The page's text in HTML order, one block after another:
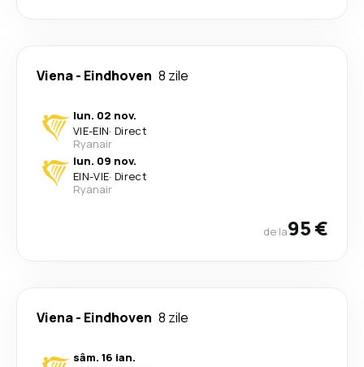
Viena- Eindhoven 8 zile
lun. 02 nov.
VIE-EIN· Direct
Ryanair
lun. 09 nov.
EIN-VIE· Direct
Ryanair
de la95 €
Viena- Eindhoven 8 zile
sâm. 16 ian.